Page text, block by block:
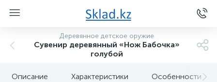
Деревянное детское оружие
Сувенир деревянный «Нож Бабочка»
голубой
Описание Характеристики Особенности